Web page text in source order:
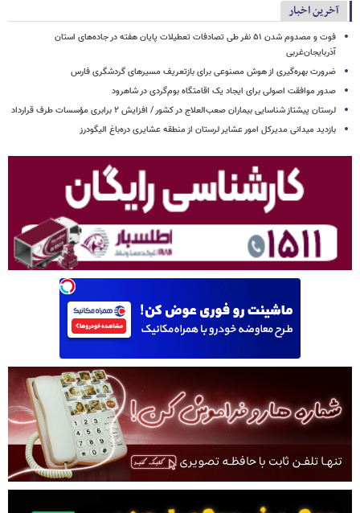
آخرین اخبار
فوت و مصدوم شدن ۵۱ نفر طی تصادفات تعطیلات پایان هفته در جاده‌های استان
آذربایجان‌غربی
ضرورت بهره‌گیری از هوش مصنوعی برای بازتعریف مسیرهای گردشگری فارس
صدور موافقت اصولی برای ایجاد یک اقامتگاه بوم‌گردی در شاهرود
لرستان پیشتاز شناسایی بیماران صعب‌العلاج در کشور / افزایش ۲ برابری مؤسسات طرف قرارداد
بازدید میدانی مدیرکل امور عشایر لرستان از منطقه عشایری دره‌باغ الیگودرز